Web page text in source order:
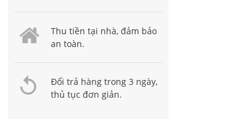
Thu tiền tại nhà, đảm bảo
an toàn.
Đổi trả hàng trong 3 ngày,
thủ tục đơn giản.